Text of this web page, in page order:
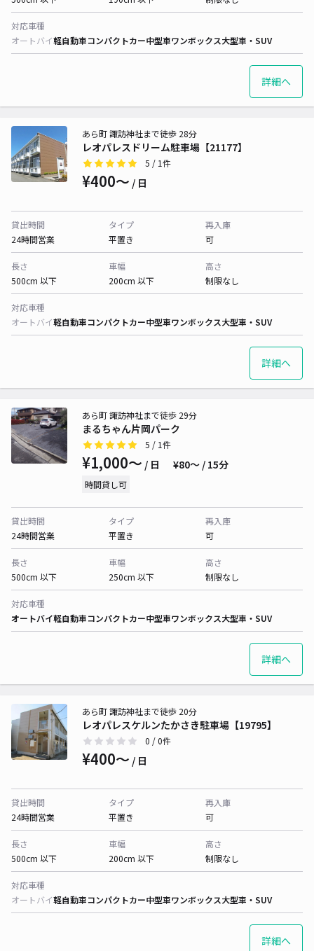
対応車種
オートバイ軽自動車コンパクトカー中型車ワンボックス大型車・SUV
詳細へ
レオパレスドリーム駐車場【21177】
あら町 諏訪神社まで徒歩 28分
5 / 1件
¥400〜 / 日
貸出時間
24時間営業
タイプ
平置き
再入庫
可
長さ
500cm 以下
車幅
200cm 以下
高さ
制限なし
対応車種
オートバイ軽自動車コンパクトカー中型車ワンボックス大型車・SUV
詳細へ
まるちゃん片岡パーク
あら町 諏訪神社まで徒歩 29分
5 / 1件
¥1,000〜 / 日 ¥80〜 / 15分
時間貸し可
貸出時間
24時間営業
タイプ
平置き
再入庫
可
長さ
500cm 以下
車幅
250cm 以下
高さ
制限なし
対応車種
オートバイ軽自動車コンパクトカー中型車ワンボックス大型車・SUV
詳細へ
レオパレスケルンたかさき駐車場【19795】
あら町 諏訪神社まで徒歩 20分
0 / 0件
¥400〜 / 日
貸出時間
24時間営業
タイプ
平置き
再入庫
可
長さ
500cm 以下
車幅
200cm 以下
高さ
制限なし
対応車種
オートバイ軽自動車コンパクトカー中型車ワンボックス大型車・SUV
詳細へ